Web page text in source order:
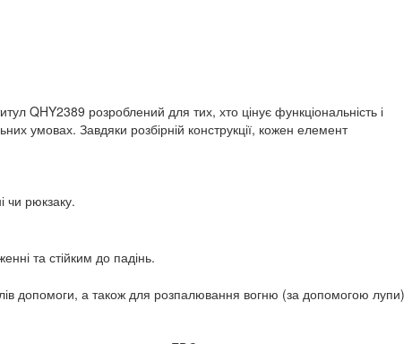
QHY2389 розроблений для тих, хто цінує функціональність і
умовах. Завдяки розбірній конструкції, кожен елемент
чи рюкзаку.
та стійким до падінь.
допомоги, а також для розпалювання вогню (за допомогою лупи)